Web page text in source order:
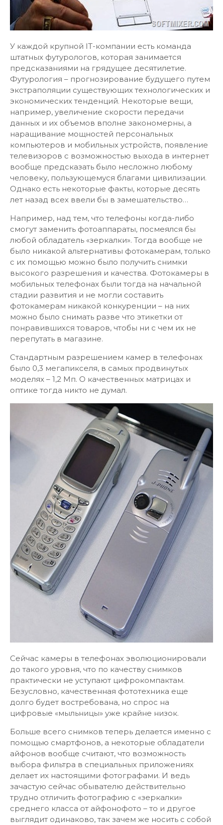
У каждой крупной IT-компании есть команда
штатных футурологов, которая занимается
предсказаниями на грядущее десятилетие.
Футурология – прогнозирование будущего путем
экстраполяции существующих технологических и
экономических тенденций. Некоторые вещи,
например, увеличение скорости передачи
данных и их объемов вполне закономерны, а
наращивание мощностей персональных
компьютеров и мобильных устройств, появление
телевизоров с возможностью выхода в интернет
вообще предсказать было несложно любому
человеку, пользующемуся благами цивилизации.
Однако есть некоторые факты, которые десять
лет назад всех ввели бы в замешательство…
Например, над тем, что телефоны когда-либо
смогут заменить фотоаппараты, посмеялся бы
любой обладатель «зеркалки». Тогда вообще не
было никакой альтернативы фотокамерам, только
с их помощью можно было получить снимки
высокого разрешения и качества. Фотокамеры в
мобильных телефонах были тогда на начальной
стадии развития и не могли составить
фотокамерам никакой конкуренции – на них
можно было снимать разве что этикетки от
понравившихся товаров, чтобы ни с чем их не
перепутать в магазине.
Стандартным разрешением камер в телефонах
было 0,3 мегапикселя, в самых продвинутых
моделях – 1,2 Мп. О качественных матрицах и
оптике тогда никто не думал.
Сейчас камеры в телефонах эволюционировали
до такого уровня, что по качеству снимков
практически не уступают цифрокомпактам.
Безусловно, качественная фототехника еще
долго будет востребована, но спрос на
цифровые «мыльницы» уже крайне низок.
Больше всего снимков теперь делается именно с
помощью смартфонов, а некоторые обладатели
айфонов вообще считают, что возможность
выбора фильтра в специальных приложениях
делает их настоящими фотографами. И ведь
зачастую сейчас обывателю действительно
трудно отличить фотографию с «зеркалки»
среднего класса от айфонофото – то и другое
выглядит одинаково, так зачем же носить с собой